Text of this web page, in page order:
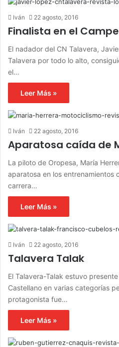
Iván 22 agosto, 2016
Finalista en el
El nadador del CN Talavera,
Talavera por todo lo alto,
el…
Leer Más »
Iván 22 agosto, 2016
Aparatosa caída de
La piloto de Oropesa, María
aparatosa en los entrenamientos
carrera…
Leer Más »
Iván 22 agosto, 2016
Talavera Talak
El Talavera-Talak estuvo
Castellano en varias categorías
protagonista fue…
Leer Más »